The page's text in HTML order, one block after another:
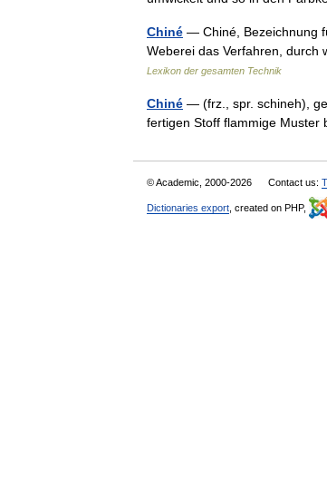
Chiné — Chiné, Bezeichnung
Weberei das Verfahren, durch
Lexikon der gesamten Technik
Chiné — (frz., spr. schineh),
fertigen Stoff flammige
© Academic, 2000-2026 Contact us:
Dictionaries export , created on PHP,